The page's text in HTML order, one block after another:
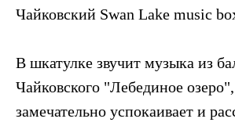
Чайковский Swan Lake music
В шкатулке звучит музыка из
Чайковского "Лебединое
замечательно успокаивает и